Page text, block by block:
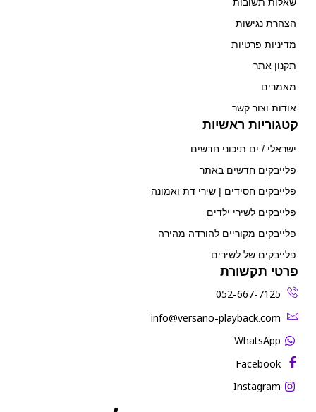
הצהרת נגישות
מדיניות פרטיות
תקנון אתר
מאמרים
אודות וצור קשר
קטגוריות ראשיות
ישראלי / ים תיכוני חדשים
פלייבקים חדשים באתר
פלייבקים חסידים | שירי דת ואמונה
פלייבקים לשירי ילדים
פלייבקים מקוריים להורדה מהירה
פלייבקים של לשירים
פרטי תקשורת
052-667-7125
‫info@versano-playback.com‬
WhatsApp
Facebook
Instagram